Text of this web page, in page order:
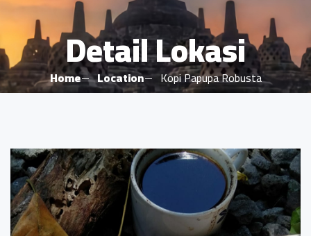
Detail Lokasi
Home Location Kopi Papupa Robusta